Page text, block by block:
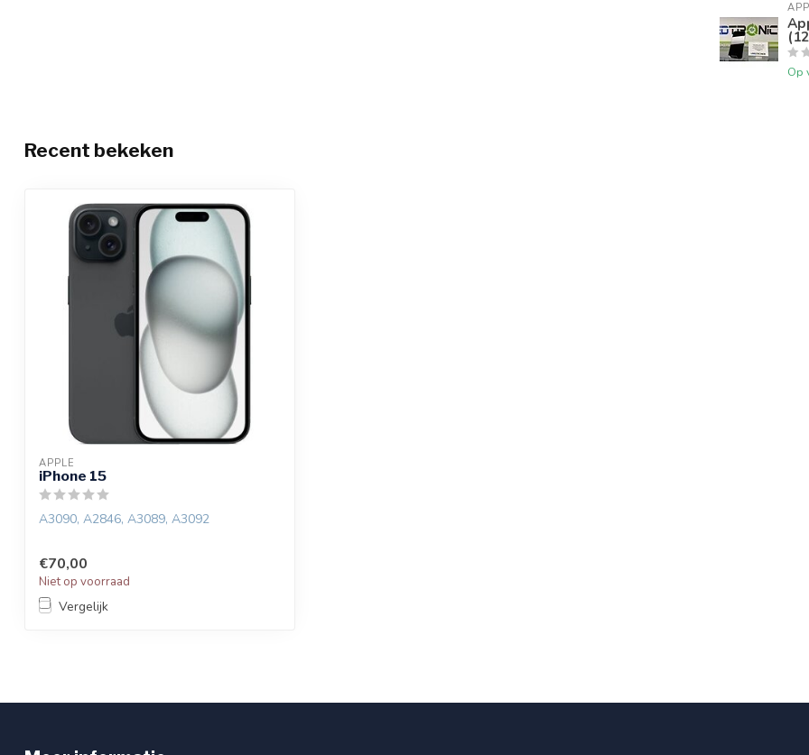
Op
Recent bekeken
APPLE
iPhone 15
A3090, A2846, A3089, A3092
€70,00
Niet op voorraad
Vergelijk